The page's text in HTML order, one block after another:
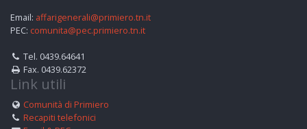
Email: affarigenerali@primiero.tn.it
PEC: comunita@pec.primiero.tn.it
Tel. 0439.64641
Fax. 0439.62372
Link utili
Comunità di Primiero
Recapiti telefonici